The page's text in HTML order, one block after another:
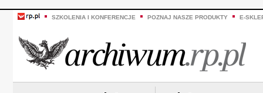
SZKOLENIA I KONFERENCJE POZNAJ NASZE PRODUKTY E-